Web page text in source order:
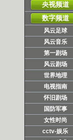
央视频道
数字频道
风云足球
风云音乐
第一剧场
风云剧场
世界地理
电视指南
怀旧剧场
国防军事
女性时尚
cctv-娱乐